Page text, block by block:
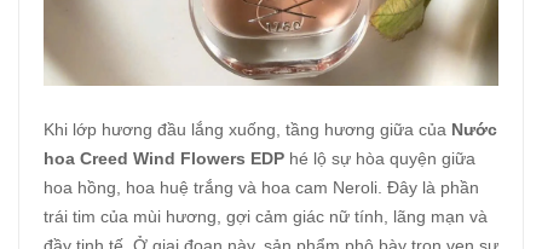
Khi lớp hương đầu lắng xuống, tầng hương giữa của Nước
hoa Creed Wind Flowers EDP hé lộ sự hòa quyện giữa
hoa hồng, hoa huệ trắng và hoa cam Neroli. Đây là phần
trái tim của mùi hương, gợi cảm giác nữ tính, lãng mạn và